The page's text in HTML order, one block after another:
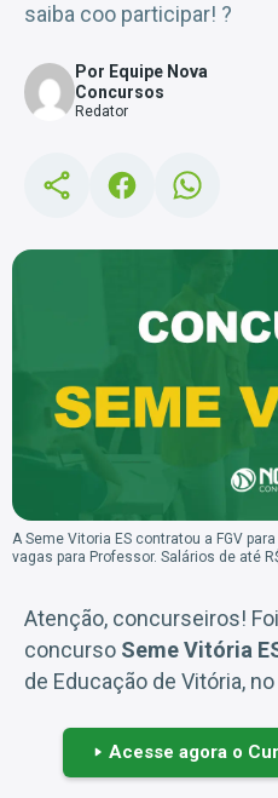
saiba coo participar! ?
Por Equipe Nova
Concursos
Redator
A Seme Vitoria ES contratou a FGV
vagas para Professor. Salários de até
Atenção, concurseiros!
concurso Seme Vitória
de Educação de Vitória,
Acesse agora o